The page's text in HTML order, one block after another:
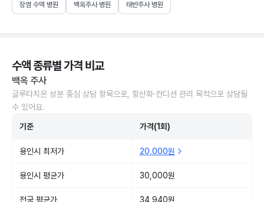
장염 수액 병원 백옥주사 병원 태반주사 병원
수액 종류별 가격 비교
백옥 주사
글루타치온 성분 중심 상담 항목으로, 항산화·컨디션 관리 목적으로 상담될
수 있어요.
기준 가격(1회)
용인시 최저가 20,000원
용인시 평균가 30,000원
전국 평균가 34,940원